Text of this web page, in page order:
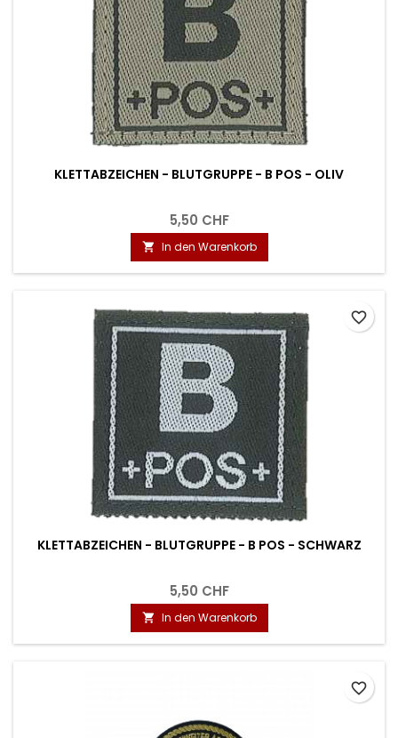
KLETTABZEICHEN - BLUTGRUPPE - B POS - OLIV
5,50 CHF
 In den Warenkorb
KLETTABZEICHEN - BLUTGRUPPE - B POS - SCHWARZ
5,50 CHF
 In den Warenkorb
favorite_border
favorite_border